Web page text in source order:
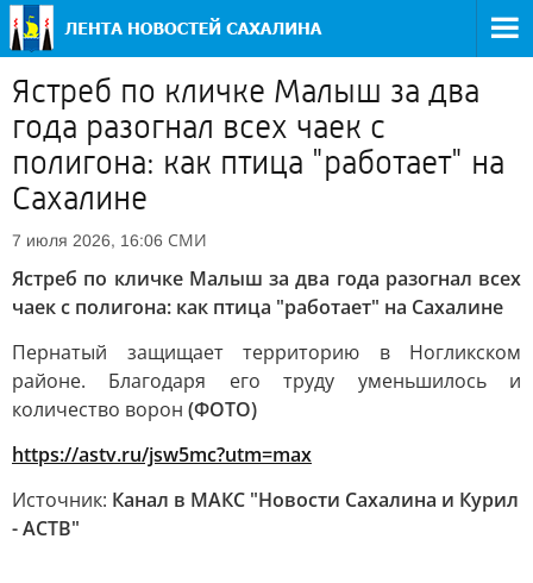
Ястреб по кличке Малыш за два
года разогнал всех чаек с
полигона: как птица "работает" на
Сахалине
7 июля 2026, 16:06 СМИ
Ястреб по кличке Малыш за два года разогнал всех
чаек с полигона: как птица "работает" на Сахалине
Пернатый защищает территорию в Ногликском
районе. Благодаря его труду уменьшилось и
количество ворон (ФОТО)
https://astv.ru/jsw5mc?utm=max
Источник: Канал в МАКС "Новости Сахалина и Курил
- АСТВ"